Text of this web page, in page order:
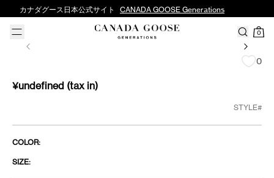
カナダグース日本公式サイト CANADA GOOSE Generations
0
0
¥undefined (tax in)
STYLE#
COLOR:
SIZE: